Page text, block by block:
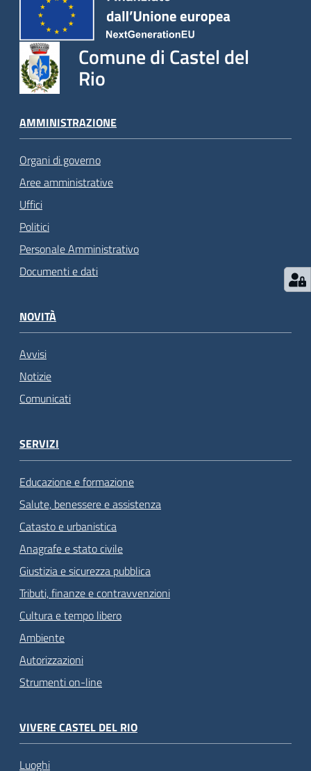
Tutti
argomenti
Comune di Castel del
Rio
AMMINISTRAZIONE
Organi di governo
Aree amministrative
Uffici
Politici
Personale Amministrativo
Documenti e dati
NOVITÀ
Avvisi
Notizie
Comunicati
SERVIZI
Educazione e formazione
Salute, benessere e assistenza
Catasto e urbanistica
Anagrafe e stato civile
Giustizia e sicurezza pubblica
Tributi, finanze e contravvenzioni
Cultura e tempo libero
Ambiente
Autorizzazioni
Strumenti on-line
VIVERE CASTEL DEL RIO
Luoghi